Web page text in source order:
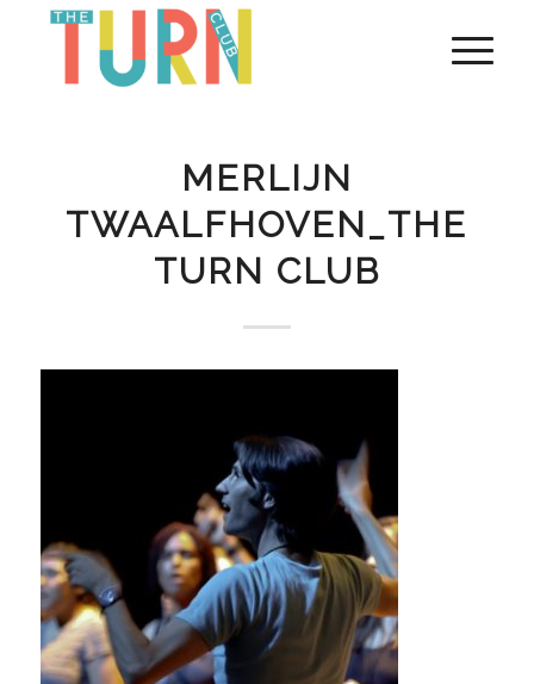
MERLIJN
TWAALFHOVEN_THE
TURN CLUB